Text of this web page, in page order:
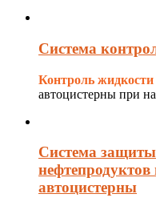
Cистема
Контроль жидкости
автоцистерны при
Система
нефтепродуктов
автоцистерны